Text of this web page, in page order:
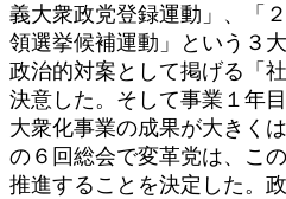
義大衆政党登録運動」、「
領選挙候補運動」という３
政治的対案として掲げる「
決意した。そして事業１年
大衆化事業の成果が大きく
の６回総会で変革党は、こ
推進することを決定した。